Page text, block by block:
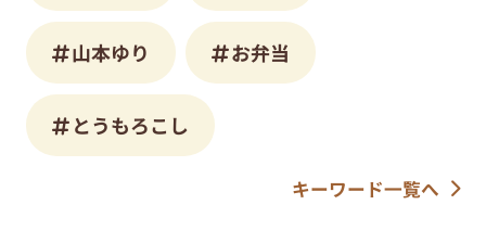
山本ゆり お弁当
とうもろこし
キーワード一覧へ